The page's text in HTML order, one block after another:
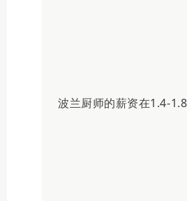
波兰厨师的薪资在1.4-1.8